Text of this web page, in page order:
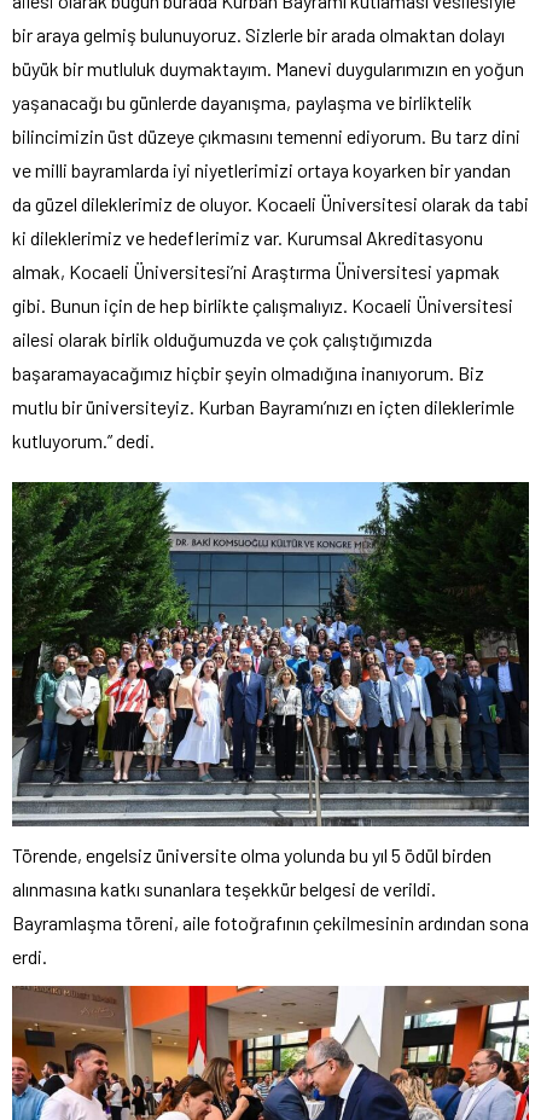
bir araya gelmiş bulunuyoruz. Sizlerle bir arada olmaktan dolayı
büyük bir mutluluk duymaktayım. Manevi duygularımızın en yoğun
yaşanacağı bu günlerde dayanışma, paylaşma ve birliktelik
bilincimizin üst düzeye çıkmasını temenni ediyorum. Bu tarz dini
ve milli bayramlarda iyi niyetlerimizi ortaya koyarken bir yandan
da güzel dileklerimiz de oluyor. Kocaeli Üniversitesi olarak da tabi
ki dileklerimiz ve hedeflerimiz var. Kurumsal Akreditasyonu
almak, Kocaeli Üniversitesi’ni Araştırma Üniversitesi yapmak
gibi. Bunun için de hep birlikte çalışmalıyız. Kocaeli Üniversitesi
ailesi olarak birlik olduğumuzda ve çok çalıştığımızda
başaramayacağımız hiçbir şeyin olmadığına inanıyorum. Biz
mutlu bir üniversiteyiz. Kurban Bayramı’nızı en içten dileklerimle
kutluyorum.” dedi.
Törende, engelsiz üniversite olma yolunda bu yıl 5 ödül birden
alınmasına katkı sunanlara teşekkür belgesi de verildi.
Bayramlaşma töreni, aile fotoğrafının çekilmesinin ardından sona
erdi.